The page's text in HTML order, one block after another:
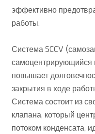
эффективно
работы.
Система SCCV
самоцентрирующийся
повышает
закрытия в ходе
Система состоит из
клапана, который
потоком конденсата,